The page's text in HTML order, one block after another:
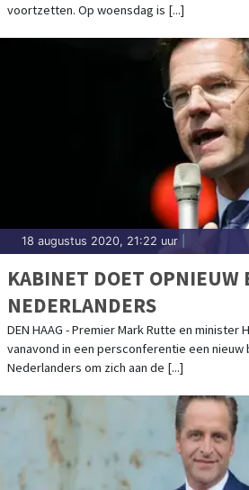
voortzetten. Op woensdag is [...]
18 augustus 2020, 21:22 uur
KABINET DOET OPNIEUW
NEDERLANDERS
DEN HAAG - Premier Mark Rutte en minister
vanavond in een persconferentie een nieuw
Nederlanders om zich aan de [...]